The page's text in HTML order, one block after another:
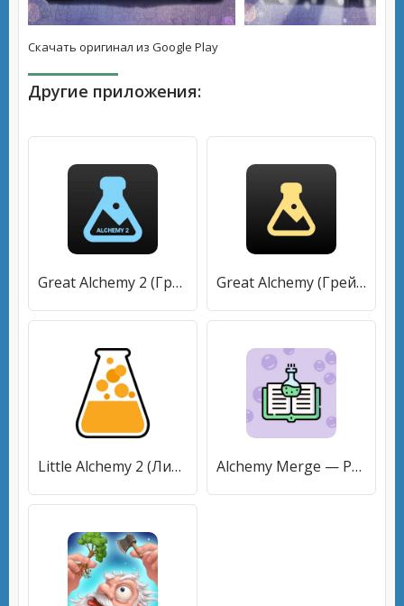
Скачать оригинал из Google Play
Другие приложения:
Great Alchemy 2 (Грейт Алхеми 2) [МОД Все открыто] APK Android Great Alchemy (Грейт Алкеми) [МОД Mega Pack] APK Android
Little Alchemy 2 (Литл Алхимия 2) [МОД Бесконечные монеты] APK Android Alchemy Merge — Puzzle Game [МОД Много денег] APK Android